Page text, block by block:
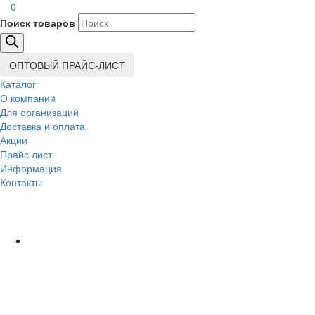
0
Поиск товаров
ОПТОВЫЙ ПРАЙС-ЛИСТ
Каталог
О компании
Для организаций
Доставка и оплата
Акции
Прайс лист
Информация
Контакты